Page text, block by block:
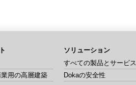
用の高層建築
ソリューション
すべての製品とサービス
Dokaの安全性